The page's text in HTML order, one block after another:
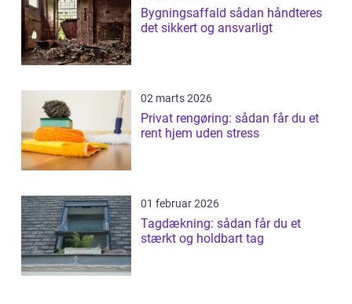
Bygningsaffald sådan håndteres
det sikkert og ansvarligt
02 marts 2026
Privat rengøring: sådan får du et
rent hjem uden stress
01 februar 2026
Tagdækning: sådan får du et
stærkt og holdbart tag